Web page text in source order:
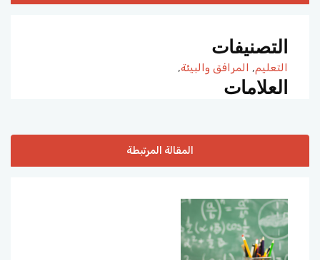
التصنيفات
التعليم, المرافق والبيئة,
العلامات
المقالة المرتبطة